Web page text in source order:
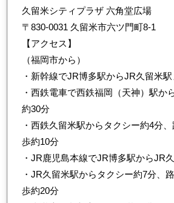
久留米シティプラザ 六角堂広場
〒830-0031 久留米市六ツ門町8-1
【アクセス】
（福岡市から）
・新幹線でJR博多駅からJR久留米
・西鉄電車で西鉄福岡（天神）駅か
約30分
・西鉄久留米駅からタクシー約4分
歩約10分
・JR鹿児島本線でJR博多駅からJR
・JR久留米駅からタクシー約7分、
歩約20分